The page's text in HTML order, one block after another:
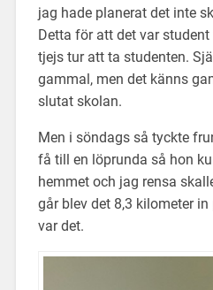
jag hade planerat det inte
Detta för att det var
tjejs tur att ta studenten.
gammal, men det känns
slutat skolan.
Men i söndags så tyckte
få till en löprunda så hon
hemmet och jag rensa
går blev det 8,3 kilometer
var det.